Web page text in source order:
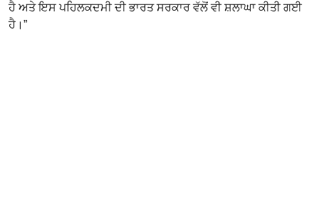
ਹੈ ਅਤੇ ਇਸ ਪਹਿਲਕਦਮੀ ਦੀ ਭਾਰਤ ਸਰਕਾਰ ਵੱਲੋਂ ਵੀ ਸ਼ਲਾਘਾ ਕੀਤੀ ਗਈ
ਹੈ।”